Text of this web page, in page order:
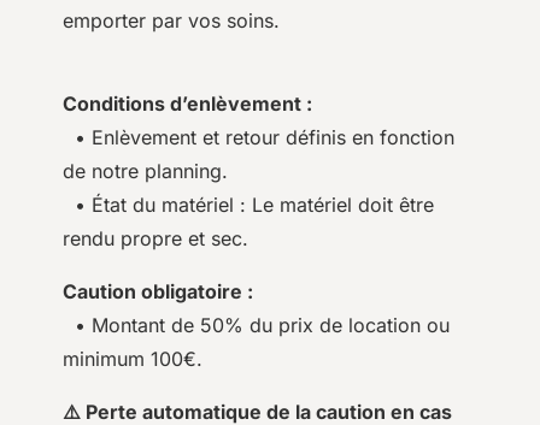
emporter par vos soins.
Conditions d’enlèvement :
• Enlèvement et retour définis en fonction
de notre planning.
• État du matériel : Le matériel doit être
rendu propre et sec.
Caution obligatoire :
• Montant de 50% du prix de location ou
minimum 100€.
⚠️ Perte automatique de la caution en cas